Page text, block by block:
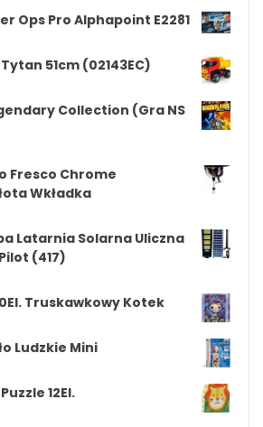
Ops Pro Alphapoint E2281
51cm (02143EC)
Collection (Gra NS
Fresco Chrome
Wkładka
Latarnia Solarna Uliczna
(417)
Truskawkowy Kotek
Ludzkie Mini
12El.